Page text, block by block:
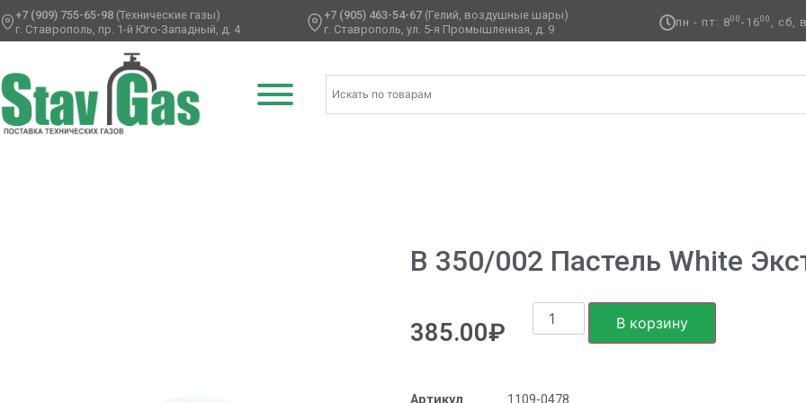
+7 (909) 755-65-98 (Технические газы)
г. Ставрополь, пр. 1-й Юго-Западный, д. 4
+7 (905) 463-54-67 (Гелий, воздушные шары)
г. Ставрополь, ул. 5-я Промышленная, д. 9 ​
пн - пт: 800-1600 , сб,
В 350/002 Пастель White
385.00₽ В корзину
Артикул
1109-0478